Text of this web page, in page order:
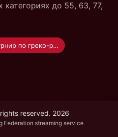
до 55, 63, 77,
Всероссийский турнир по греко-римской борьбе "Единство"
reserved. 2026
Federation streaming service